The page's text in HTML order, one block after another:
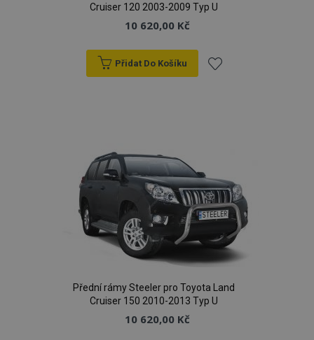
Cruiser 120 2003-2009 Typ U
10 620,00 Kč
Přidat Do Košíku
Přední rámy Steeler pro Toyota Land
Cruiser 150 2010-2013 Typ U
10 620,00 Kč